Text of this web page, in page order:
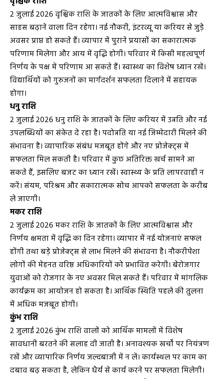
2 जुलाई 2026 वृश्चिक राशि के जातकों के लिए आत्मविश्वास और
साहस बढ़ाने वाला दिन रहेगा। नई नौकरी, इंटरव्यू या करियर से जुड़े
अवसर प्राप्त हो सकते हैं। व्यापार में पुराने प्रयासों का सकारात्मक
परिणाम मिलेगा और आय में वृद्धि होगी। परिवार में किसी महत्वपूर्ण
निर्णय के पक्ष में परिणाम आ सकते हैं। स्वास्थ्य का विशेष ध्यान रखें।
विद्यार्थियों को गुरुजनों का मार्गदर्शन सफलता दिलाने में सहायक
होगा।
धनु राशि
2 जुलाई 2026 धनु राशि के जातकों के लिए करियर में उन्नति और नई
उपलब्धियों का संकेत दे रहा है। पदोन्नति या नई जिम्मेदारी मिलने की
संभावना है। व्यापारिक संबंध मजबूत होंगे और नए प्रोजेक्ट्स में
सफलता मिल सकती है। परिवार में कुछ अतिरिक्त खर्च सामने आ
सकते हैं, इसलिए बजट का ध्यान रखें। स्वास्थ्य के प्रति लापरवाही न
करें। संयम, परिश्रम और सकारात्मक सोच आपको सफलता के करीब
ले जाएगी।
मकर राशि
2 जुलाई 2026 मकर राशि के जातकों के लिए आत्मविश्वास और
निर्णय क्षमता में वृद्धि का दिन रहेगा। व्यापार में नई योजनाएं सफल
होंगी तथा बड़े प्रोजेक्ट्स से लाभ मिलने की संभावना है। नौकरीपेशा
लोगों की मेहनत वरिष्ठ अधिकारियों को प्रभावित करेगी। बेरोजगार
युवाओं को रोजगार के नए अवसर मिल सकते हैं। परिवार में मांगलिक
कार्यक्रम का आयोजन हो सकता है। आर्थिक स्थिति पहले की तुलना
में अधिक मजबूत होगी।
कुंभ राशि
2 जुलाई 2026 कुंभ राशि वालों को आर्थिक मामलों में विशेष
सावधानी बरतने की सलाह दी जाती है। अनावश्यक खर्चों पर नियंत्रण
रखें और व्यापारिक निर्णय जल्दबाजी में न लें। कार्यस्थल पर काम का
दबाव बढ़ सकता है, लेकिन धैर्य से कार्य करने पर सफलता मिलेगी।